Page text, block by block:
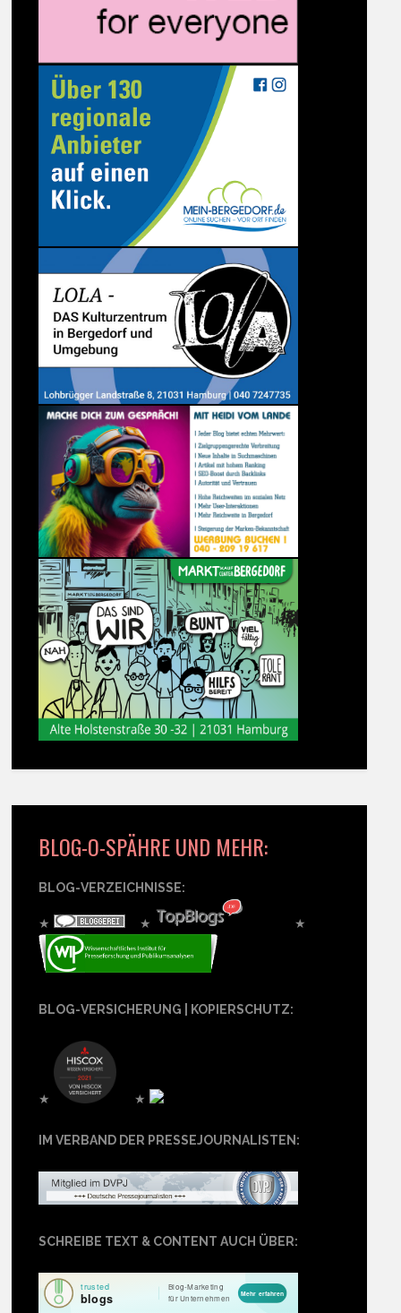
BLOG-O-SPÄHRE UND MEHR:
BLOG-VERZEICHNISSE:
★ ★ ★
BLOG-VERSICHERUNG | KOPIERSCHUTZ:
★ ★
IM VERBAND DER PRESSEJOURNALISTEN:
SCHREIBE TEXT & CONTENT AUCH ÜBER: